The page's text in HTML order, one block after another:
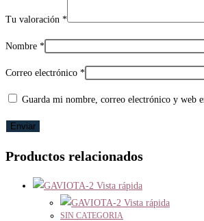
Tu valoración *
Nombre *
Correo electrónico *
Guarda mi nombre, correo electrónico y web
Productos relacionados
Vista rápida
Vista rápida
SIN CATEGORIA